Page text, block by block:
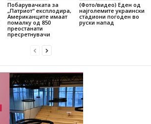
Побарувачката за
„Патриот“ експлодира,
Американците имаат
помалку од 850
преостанати
пресретнувачи
(Фото/видео) Еден од
најголемите украински
стадиони погоден во
руски напад